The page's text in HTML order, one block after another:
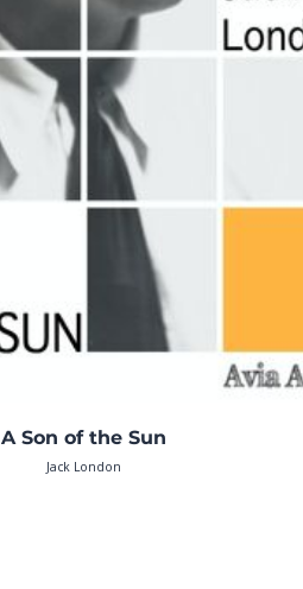
A Son of the Sun
Jack London